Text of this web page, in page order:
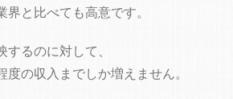
と比べても高意です。
るのに対して、
の収入までしか増えません。